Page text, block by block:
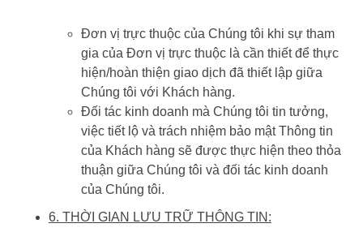
Đơn vị trực thuộc của Chúng tôi khi sự tham
gia của Đơn vị trực thuộc là cần thiết để thực
hiện/hoàn thiện giao dịch đã thiết lập giữa
Chúng tôi với Khách hàng.
Đối tác kinh doanh mà Chúng tôi tin tưởng,
việc tiết lộ và trách nhiệm bảo mật Thông tin
của Khách hàng sẽ được thực hiện theo thỏa
thuận giữa Chúng tôi và đối tác kinh doanh
của Chúng tôi.
6. THỜI GIAN LƯU TRỮ THÔNG TIN: